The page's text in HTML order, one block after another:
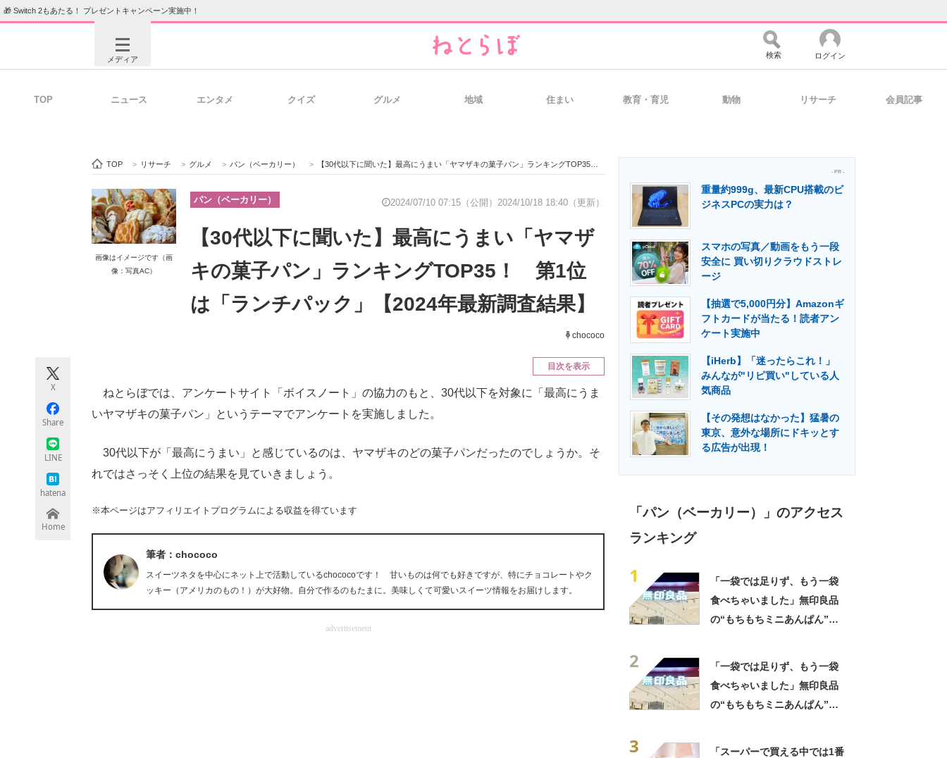
🎁 Switch 2もあたる！ プレゼントキャンペーン実施中！
メディア
ビジネスと働き方のヒント 経営リーダーのコミュニティ マーケ×ITの今がよく分かる
ITエンジニア向け専門サイト 製造業のIT導入・活用を支援
エネルギーの専門メディア 建設×テクノロジーの最前線
ちょっと気になるネットの話題
検索 ログイン
TOP ニュース エンタメ クイズ グルメ 地域 住まい 教育・育児 動物 リサーチ 会員記事
TOP > リサーチ > グルメ > パン（ベーカリー） > 【30代以下に聞いた】最高にうまい「ヤマザキの菓子パン」ランキングTOP35！ 第1位は「ランチパック」【2024年最新調査結果】
画像はイメージです（画
像：写真AC）
パン（ベーカリー） 2024/07/10 07:15（公開） 2024/10/18 18:40（更新）
【30代以下に聞いた】最高にうまい「ヤマザ
キの菓子パン」ランキングTOP35！ 第1位
は「ランチパック」【2024年最新調査結果】
chococo
X
Share
LINE
hatena
Home
目次を表示
ねとらぼでは、アンケートサイト「ボイスノート」の協力のもと、30代以下を対象に「最高にうま
いヤマザキの菓子パン」というテーマでアンケートを実施しました。
30代以下が「最高にうまい」と感じているのは、ヤマザキのどの菓子パンだったのでしょうか。そ
れではさっそく上位の結果を見ていきましょう。
※本ページはアフィリエイトプログラムによる収益を得ています
筆者：chococo
スイーツネタを中心にネット上で活動しているchococoです！ 甘いものは何でも好きですが、特にチョコレートやク
ッキー（アメリカのもの！）が大好物。自分で作るのもたまに。美味しくて可愛いスイーツ情報をお届けします。
advertisement
- PR -
重量約999g、最新CPU搭載のビ
ジネスPCの実力は？
スマホの写真／動画をもう一段
安全に 買い切りクラウドストレ
ージ
【抽選で5,000円分】Amazonギ
フトカードが当たる！読者アン
ケート実施中
【iHerb】「迷ったらこれ！」
みんなが"リピ買い"している人
気商品
【その発想はなかった】猛暑の
東京、意外な場所にドキッとす
る広告が出現！
「パン（ベーカリー）」のアクセス
ランキング
1
「一袋では足りず、もう一袋
食べちゃいました」無印良品
の“もちもちミニあんぱん”が
2
「一袋では足りず、もう一袋
食べちゃいました」無印良品
の“もちもちミニあんぱん”が
3
「スーパーで買える中では1番